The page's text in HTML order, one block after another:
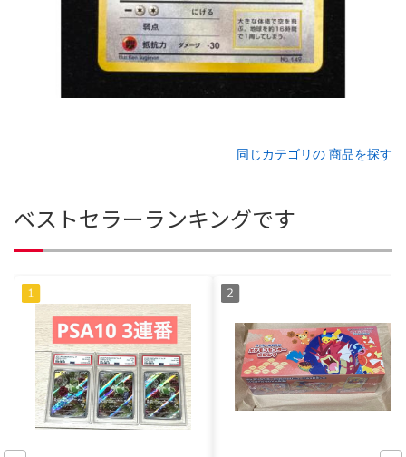
同じカテゴリの 商品を探す
ベストセラーランキングです